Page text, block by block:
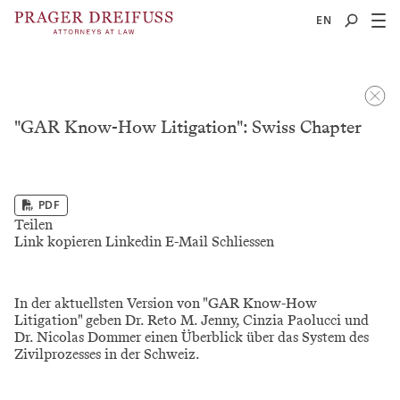
EN
"GAR Know-How Litigation": Swiss Chapter
PDF
Teilen
Link kopierenLinkedinE-MailSchliessen
In der aktuellsten Version von "GAR Know-How
Litigation" geben Dr. Reto M. Jenny, Cinzia Paolucci und
Dr. Nicolas Dommer einen Überblick über das System des
Zivilprozesses in der Schweiz.